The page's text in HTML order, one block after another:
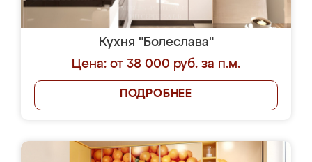
Кухня "Болеслава"
Цена: от 38 000 руб. за п.м.
ПОДРОБНЕЕ